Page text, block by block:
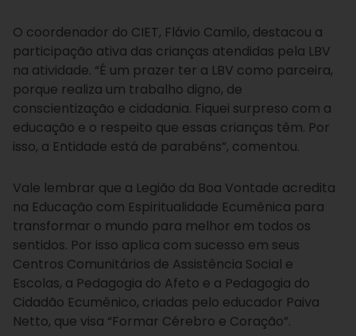
O coordenador do CIET, Flávio Camilo, destacou a
participação ativa das crianças atendidas pela LBV
na atividade. “É um prazer ter a LBV como parceira,
porque realiza um trabalho digno, de
conscientização e cidadania. Fiquei surpreso com a
educação e o respeito que essas crianças têm. Por
isso, a Entidade está de parabéns”, comentou.
Vale lembrar que a Legião da Boa Vontade acredita
na Educação com Espiritualidade Ecumênica para
transformar o mundo para melhor em todos os
sentidos. Por isso aplica com sucesso em seus
Centros Comunitários de Assistência Social e
Escolas, a Pedagogia do Afeto e a Pedagogia do
Cidadão Ecumênico, criadas pelo educador Paiva
Netto, que visa “Formar Cérebro e Coração”.